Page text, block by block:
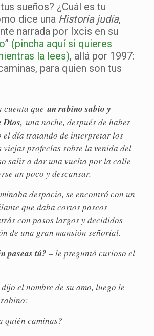
sueños? ¿Cuál es tu
dice una Historia judía,
narrada por Ixcis en su
” (pincha aquí si quieres
la lees), allá por 1997:
para quien son tus
cuenta que un rabino sabio y
Dios, una noche, después de haber
el día tratando de interpretar los
profecías sobre la venida del
salir a dar una vuelta por la calle
un poco y descansar.
despacio, se encontró con un
que daba cortos paseos
con pasos largos y decididos
de una gran mansión señorial.
paseas tú? – le preguntó curioso el
el nombre de su amo, luego le
quién caminas?